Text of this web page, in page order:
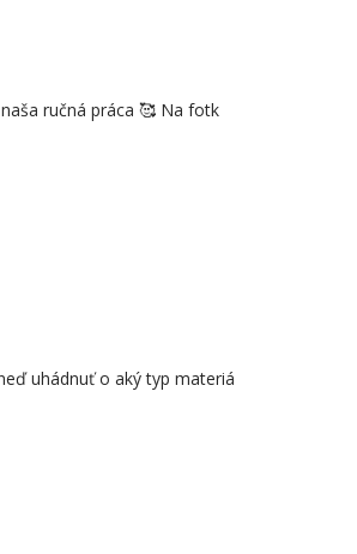
ručná práca 🥰 Na fotk
uhádnuť o aký typ materiá